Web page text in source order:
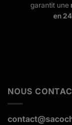
garantit une
en
NOUS